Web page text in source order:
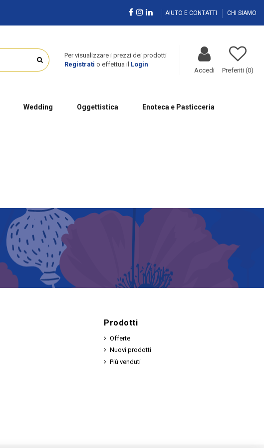
AIUTO E CONTATTI CHI SIAMO
Per visualizzare i prezzi dei prodotti
Registrati o effettua il Login
Accedi Preferiti (0)
Wedding Oggettistica Enoteca e Pasticceria
Prodotti
Offerte
Nuovi prodotti
Più venduti